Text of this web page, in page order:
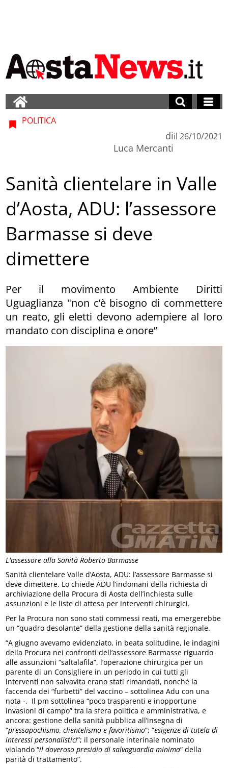
L'assessore alla Sanità Roberto Barmasse
POLITICA
di
Luca Mercanti
il 26/10/2021
Sanità clientelare in Valle
d’Aosta, ADU: l’assessore
Barmasse si deve
dimettere
Per il movimento Ambiente Diritti
Uguaglianza "non c’è bisogno di commettere
un reato, gli eletti devono adempiere al loro
mandato con disciplina e onore”
Sanità clientelare Valle d’Aosta, ADU: l’assessore Barmasse si
deve dimettere. Lo chiede ADU l’indomani della richiesta di
archiviazione della Procura di Aosta dell’inchiesta sulle
assunzioni e le liste di attesa per interventi chirurgici.
Per la Procura non sono stati commessi reati, ma emergerebbe
un “quadro desolante” della gestione della sanità regionale.
“A giugno avevamo evidenziato, in beata solitudine, le indagini
della Procura nei confronti dell’assessore Barmasse riguardo
alle assunzioni “saltalafila”, l’operazione chirurgica per un
parente di un Consigliere in un periodo in cui tutti gli
interventi non salvavita erano stati rimandati, nonché la
faccenda dei “furbetti” del vaccino – sottolinea Adu con una
nota -. Il pm sottolinea “poco trasparenti e inopportune
invasioni di campo” tra la sfera politica e amministrativa, e
ancora: gestione della sanità pubblica all’insegna di
“pressapochismo, clientelismo e favoritismo”; “esigenze di tutela di
interessi personalistici”; il personale interinale nominato
violando “il doveroso presidio di salvaguardia minima” della
parità di trattamento”.